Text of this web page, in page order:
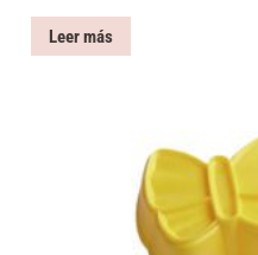
Leer más